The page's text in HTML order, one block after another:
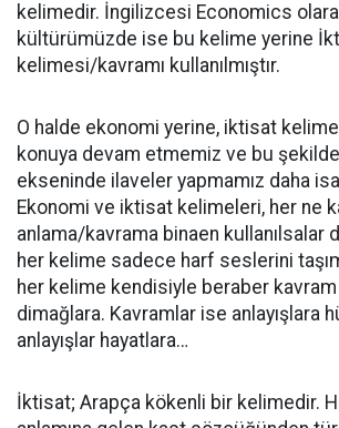
kelimedir. İngilizcesi Economics
kültürümüzde ise bu kelime yerine
kelimesi/kavramı kullanılmıştır.
O halde ekonomi yerine, iktisat
konuya devam etmemiz ve bu
ekseninde ilaveler yapmamız daha
Ekonomi ve iktisat kelimeleri, her ne
anlama/kavrama binaen kullanılsalar
her kelime sadece harf seslerini
her kelime kendisiyle beraber
dimağlara. Kavramlar ise anlayışlara
anlayışlar hayatlara…
İktisat; Arapça kökenli bir kelimedir.